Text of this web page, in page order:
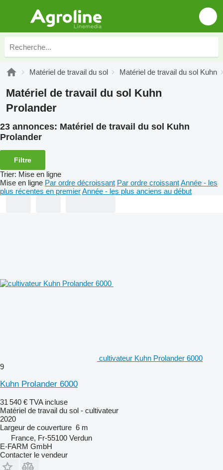
Matériel de travail du sol Matériel de travail du sol Kuhn
Matériel de travail du sol Kuhn
Prolander
23 annonces: Matériel de travail du sol Kuhn
Prolander
Filtre
Trier: Mise en ligne
Mise en ligne Par ordre décroissant Par ordre croissantAnnée - les
plus récentes en premierAnnée - les plus anciens au début
cultivateur Kuhn Prolander 6000
9
Kuhn Prolander 6000
31 540 € TVA incluse
Matériel de travail du sol - cultivateur
2020
Largeur de couverture 6 m
France, Fr-55100 Verdun
E-FARM GmbH
Contacter le vendeur